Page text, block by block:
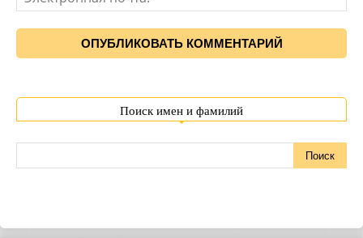
Поиск имен и фамилий